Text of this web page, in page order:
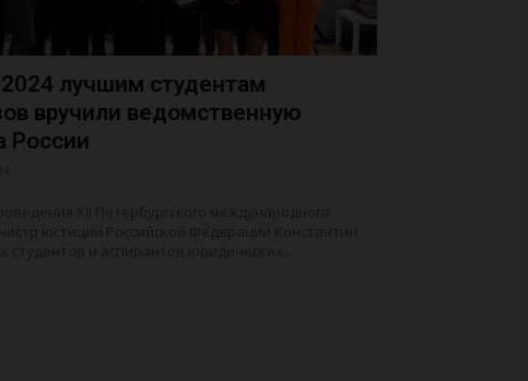
лучшим студентам
вручили ведомственную
России